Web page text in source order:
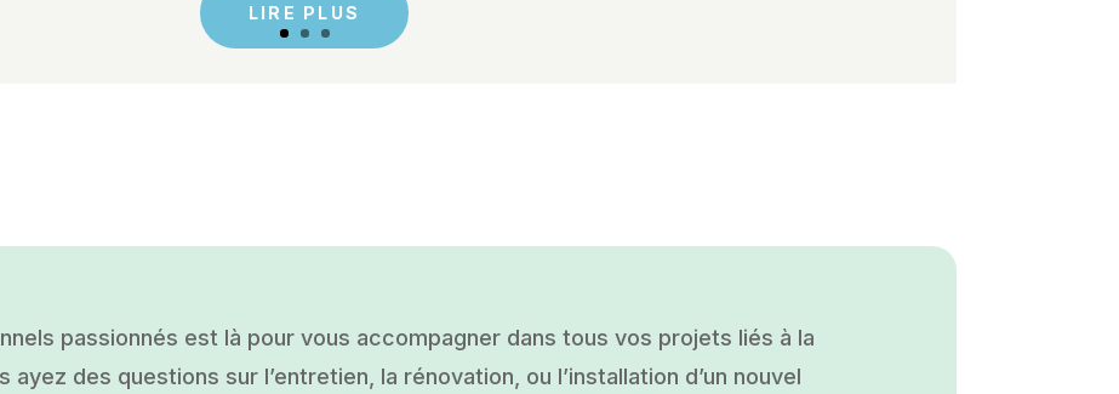
LIRE PLUS
passionnés est là pour vous accompagner dans tous vos projets liés à la
ayez des questions sur l’entretien, la rénovation, ou l’installation d’un nouvel